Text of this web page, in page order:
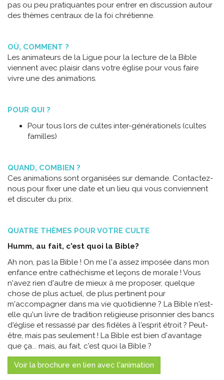
pas ou peu pratiquantes pour entrer en discussion autour
des thèmes centraux de la foi chrétienne.
OÙ, COMMENT ?
Les animateurs de la Ligue pour la lecture de la Bible
viennent avec plaisir dans votre église pour vous faire
vivre une des animations.
POUR QUI ?
Pour tous lors de cultes inter-générationels (cultes
familles)
QUAND, COMBIEN ?
Ces animations sont organisées sur demande. Contactez-
nous pour fixer une date et un lieu qui vous conviennent
et discuter du prix.
QUATRE THÈMES POUR VOTRE CULTE
Humm, au fait, c'est quoi la Bible?
Ah non, pas la Bible ! On me l'a assez imposée dans mon
enfance entre cathéchisme et leçons de morale ! Vous
n'avez rien d'autre de mieux à me proposer, quelque
chose de plus actuel, de plus pertinent pour
m'accompagner dans ma vie quotidienne ? La Bible n'est-
elle qu'un livre de tradition religieuse prisonnier des bancs
d'église et ressassé par des fidèles à l'esprit étroit ? Peut-
être, mais pas seulement ! La Bible est bien d'avantage
que ça... mais, au fait, c'est quoi la Bible ?
Voir la brochure en lien avec l'animation